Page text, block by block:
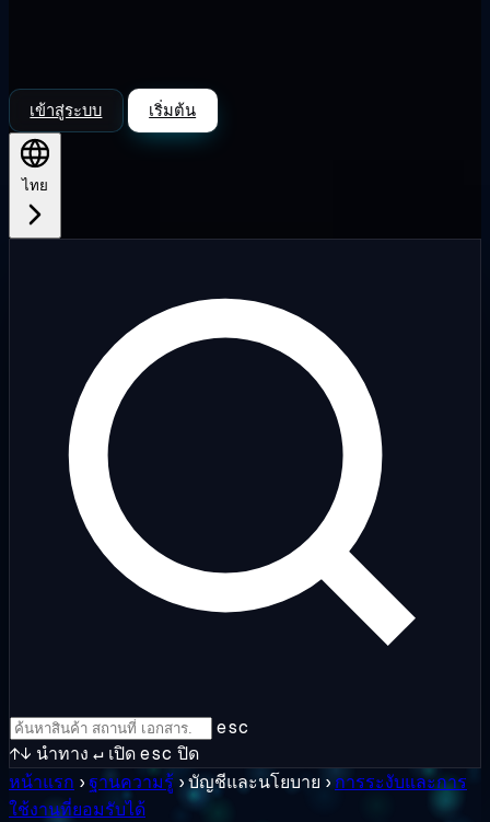
เข้าสู่ระบบ เริ่มต้น
ไทย
esc
↑↓ นำทาง ↵ เปิดesc ปิด
หน้าแรก ›ฐานความรู้ ›บัญชีและนโยบาย › การระงับและการ
ใช้งานที่ยอมรับได้